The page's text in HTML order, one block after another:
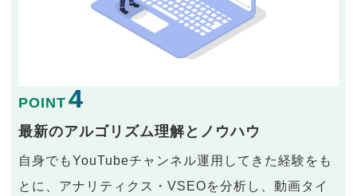
POINT 4
最新のアルゴリズム理解とノウハウ
自身でもYouTubeチャンネル運用してきた経験をも
とに、アナリティクス・VSEOを分析し、動画タイ